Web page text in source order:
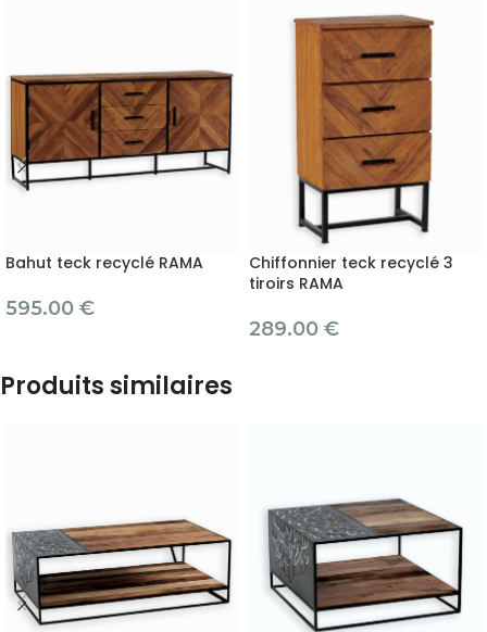
Bahut teck recyclé RAMA
595.00 €
Chiffonnier teck recyclé 3
tiroirs RAMA
289.00 €
Produits similaires